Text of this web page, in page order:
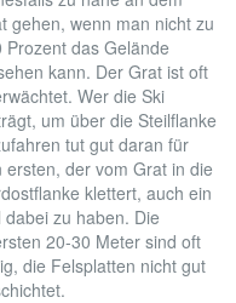
gehen, wenn man nicht zu
Prozent das Gelände
kann. Der Grat ist oft
Wer die Ski
um über die Steilflanke
tut gut daran für
ersten, der vom Grat in die
klettert, auch ein
dabei zu haben. Die
20-30 Meter sind oft
die Felsplatten nicht gut